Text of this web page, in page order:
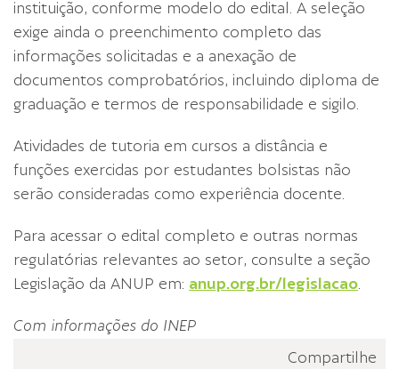
instituição, conforme modelo do edital. A seleção
exige ainda o preenchimento completo das
informações solicitadas e a anexação de
documentos comprobatórios, incluindo diploma de
graduação e termos de responsabilidade e sigilo.
Atividades de tutoria em cursos a distância e
funções exercidas por estudantes bolsistas não
serão consideradas como experiência docente.
Para acessar o edital completo e outras normas
regulatórias relevantes ao setor, consulte a seção
Legislação da ANUP em: anup.org.br/legislacao.
Com informações do INEP
Compartilhe